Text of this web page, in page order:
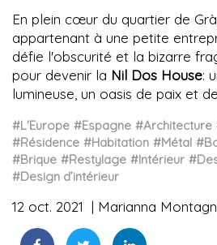
En plein cœur du quartier de
appartenant à une petite
défie l'obscurité et la bizarre
pour devenir la Nil Dos House:
lumineuse, un oasis de paix et
#L'Europe #Espagne #Architecture
#Résidence #Habitation #Métal
#Brique #Restylage #Intérieur
#Design d’intérieur
12 oct. 2021 Marianna